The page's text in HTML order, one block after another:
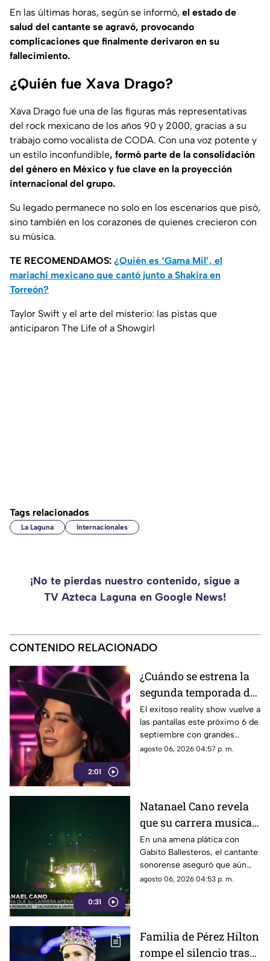
En las últimas horas, según se informó, el estado de
salud del cantante se agravó, provocando
complicaciones que finalmente derivaron en su
fallecimiento.
¿Quién fue Xava Drago?
Xava Drago fue una de las figuras más representativas
del rock mexicano de los años 90 y 2000, gracias a su
trabajo como vocalista de CODA. Con una voz potente y
un estilo inconfundible, formó parte de la consolidación
del género en México y fue clave en la proyección
internacional del grupo.
Su legado permanece no solo en los escenarios que pisó,
sino también en los corazones de quienes crecieron con
su música.
TE RECOMENDAMOS: ¿Quién es ‘Gama Mil’, el
mariachi mexicano que cantó junto a Shakira en
Torreón?
Taylor Swift y el arte del misterio: las pistas que
anticiparon The Life of a Showgirl
Tags relacionados
La Laguna Internacionales
¡No te pierdas nuestro contenido, sigue a
TV Azteca Laguna en Google News!
CONTENIDO RELACIONADO
2:01
¿Cuándo se estrena la
segunda temporada de
La Granja VIP en
Azteca Uno?
El exitoso reality show vuelve a
las pantallas este próximo 6 de
septiembre con grandes
celebridades y condiciones
agosto 06, 2026 04:57 p. m.
0:31
Natanael Cano revela
que su carrera musical
apenas está
empezando
En una amena plática con
Gabito Ballesteros, el cantante
sonorense aseguró que aún
tiene un largo camino por
agosto 06, 2026 04:53 p. m.
Familia de Pérez Hilton
rompe el silencio tras